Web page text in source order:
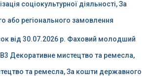
соціокультурної діяльності, За
або регіонального замовлення
від 30.07.2026 р. Фаховий молодший
Декоративне мистецтво та ремесла,
та ремесла, За кошти державного